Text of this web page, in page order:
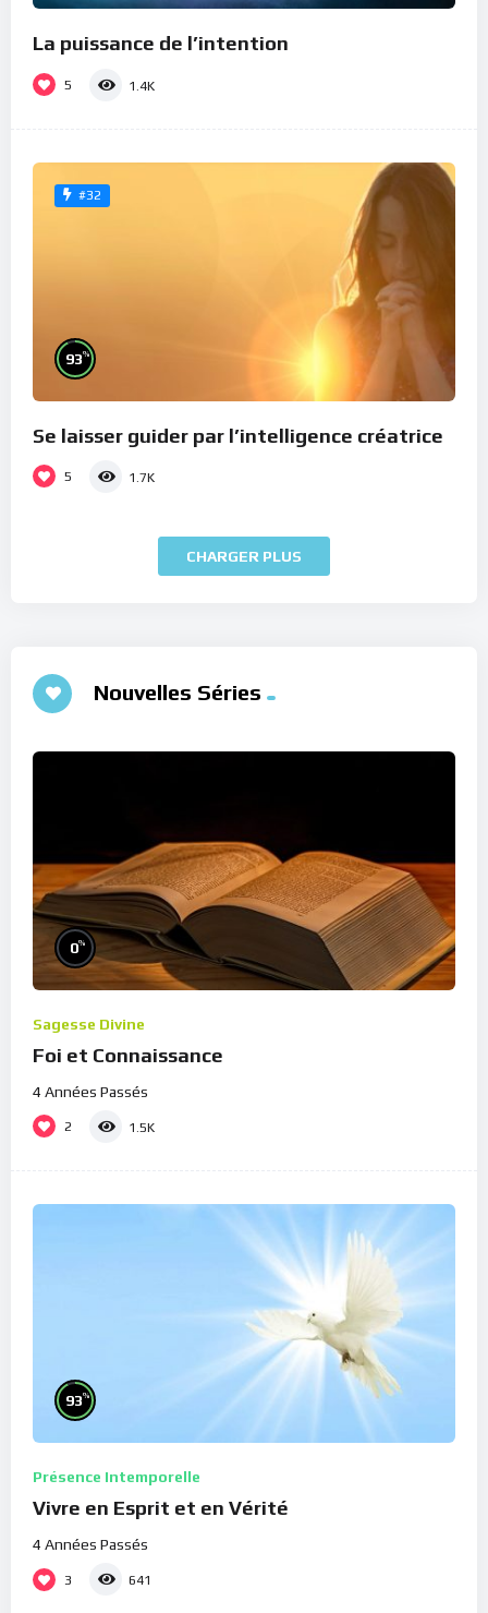
La puissance de l’intention
5 1.4K
#32
93%
Se laisser guider par l’intelligence créatrice
5 1.7K
CHARGER PLUS
Nouvelles Séries
0%
Sagesse Divine
Foi et Connaissance
4 Années Passés
2 1.5K
93%
Présence Intemporelle
Vivre en Esprit et en Vérité
4 Années Passés
3 641